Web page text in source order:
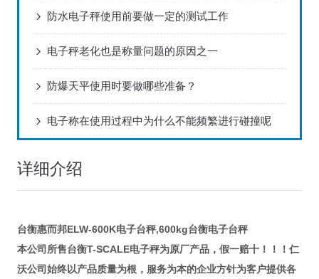
防水电子秤使用前要做一定的测试工作
电子秤老化也是称量问题的原因之一
防爆天平使用时要做哪些准备？
电子称在使用过程中为什么不能频繁进行碰撞呢
详细介绍
台衡惠而邦ELW-600K电子台秤,600kg台衡电子台秤
本公司所售台衡T-SCALE电子秤为原厂产品，假一赔十！！！仁
沃公司始终以产品质量为根，服务为本的企业方针为客户提供各